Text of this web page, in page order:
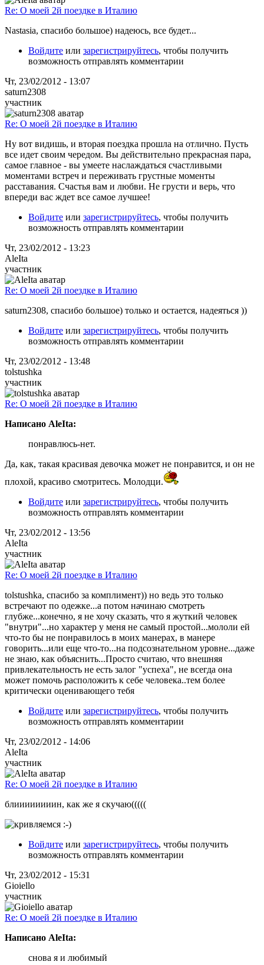
Re: О моей 2й поездке в Италию
Nastasia, спасибо большое) надеюсь, все будет...
Войдите или зарегистрируйтесь, чтобы получить
возможность отправлять комментарии
Чт, 23/02/2012 - 13:07
saturn2308
участник
Re: О моей 2й поездке в Италию
Ну вот видишь, и вторая поездка прошла на отлично. Пусть
все идет своим чередом. Вы действительно прекрасная пара,
самое главное - вы умеете наслаждаться счастливыми
моментами встреч и переживать грустные моменты
расставания. Счастья вам и любви. Не грусти и верь, что
впереди вас ждет все самое лучшее!
Войдите или зарегистрируйтесь, чтобы получить
возможность отправлять комментарии
Чт, 23/02/2012 - 13:23
AleIta
участник
Re: О моей 2й поездке в Италию
saturn2308, спасибо большое) только и остается, надеяться ))
Войдите или зарегистрируйтесь, чтобы получить
возможность отправлять комментарии
Чт, 23/02/2012 - 13:48
tolstushka
участник
Re: О моей 2й поездке в Италию
Написано AleIta:
понравлюсь-нет.
Да, как, такая красивая девочка может не понравится, и он не
плохой, красиво смотритесь. Молодци.
Войдите или зарегистрируйтесь, чтобы получить
возможность отправлять комментарии
Чт, 23/02/2012 - 13:56
AleIta
участник
Re: О моей 2й поездке в Италию
tolstushka, спасибо за комплимент)) но ведь это только
встречают по одежке...а потом начинаю смотреть
глубже...конечно, я не хочу сказать, что я жуткий человек
"внутри"...но характер у меня не самый простой...мололи ей
что-то бы не понравилось в моих манерах, в манере
говорить...или еще что-то...на подсознательном уровне...даже
не знаю, как объяснить...Просто считаю, что внешняя
привлекательность не есть залог "успеха", не всегда она
может помочь расположить к себе человека..тем более
критически оценивающего тебя
Войдите или зарегистрируйтесь, чтобы получить
возможность отправлять комментарии
Чт, 23/02/2012 - 14:06
AleIta
участник
Re: О моей 2й поездке в Италию
блиииииииин, как же я скучаю(((((
Войдите или зарегистрируйтесь, чтобы получить
возможность отправлять комментарии
Чт, 23/02/2012 - 15:31
Gioiello
участник
Re: О моей 2й поездке в Италию
Написано AleIta:
снова я и любимый